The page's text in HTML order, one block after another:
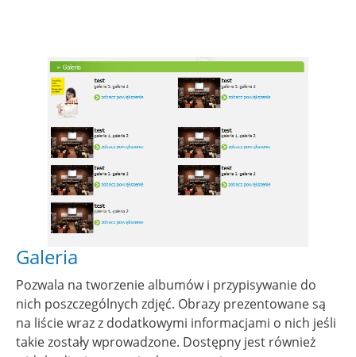
Show larger version for:
Galeria
Pozwala na tworzenie albumów i przypisywanie do
nich poszczególnych zdjęć. Obrazy prezentowane są
na liście wraz z dodatkowymi informacjami o nich jeśli
takie zostały wprowadzone. Dostępny jest również